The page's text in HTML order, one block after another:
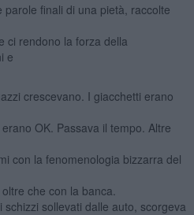
finali di una pietà, raccolte
ci rendono la forza della
e
crescevano. I giacchetti erano
OK. Passava il tempo. Altre
con la fenomenologia bizzarra del
che con la banca.
sollevati dalle auto, scorgeva